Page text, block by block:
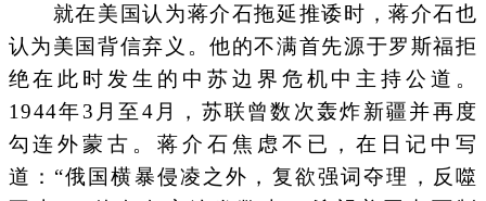
就在美国认为蒋介石拖延推诿时，蒋介石也
认为美国背信弃义。他的不满首先源于罗斯福拒
绝在此时发生的中苏边界危机中主持公道。
1944年3月至4月，苏联曾数次轰炸新疆并再度
勾连外蒙古。蒋介石焦虑不已，在日记中写
道：“俄国横暴侵凌之外，复欲强词夺理，反噬